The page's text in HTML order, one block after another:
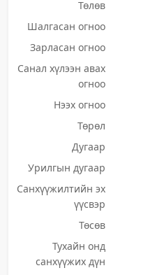
Төлөв
Шалгасан огноо
Зарласан огноо
Санал хүлээн авах
огноо
Нээх огноо
Төрөл
Дугаар
Урилгын дугаар
Санхүүжилтийн эх
үүсвэр
Төсөв
Тухайн онд
санхүүжих дүн